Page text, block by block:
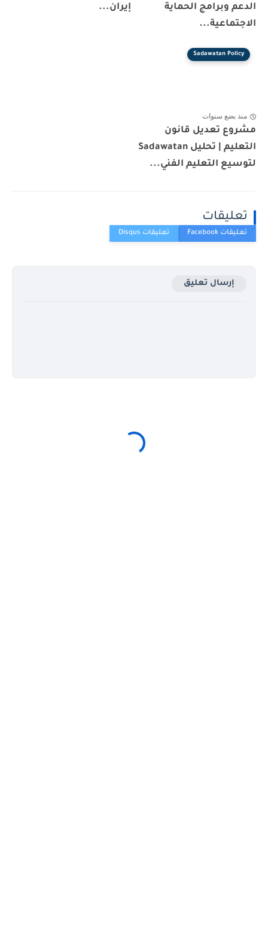
الدعم وبرامج الحماية
الاجتماعية...
إيران...
Sadawatan Policy
منذ بضع سنوات
مشروع تعديل قانون
التعليم | تحليل Sadawatan
لتوسيع التعليم الفني...
تعليقات
إرسال تعليق